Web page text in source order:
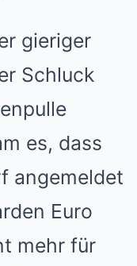
gieriger
Schluck
es, dass
angemeldet
Euro
mehr für